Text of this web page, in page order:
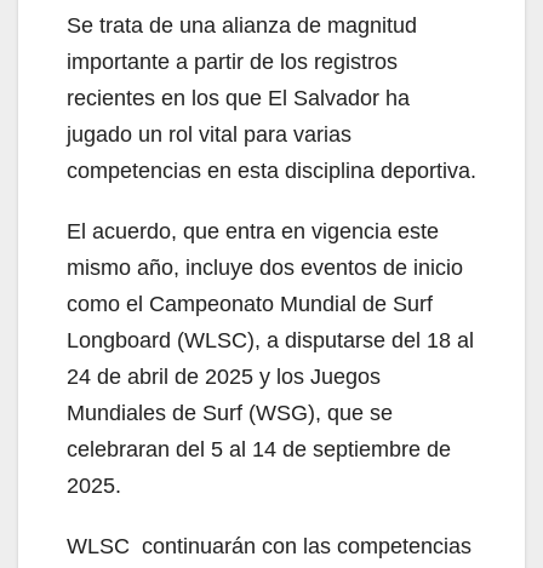
Se trata de una alianza de magnitud
importante a partir de los registros
recientes en los que El Salvador ha
jugado un rol vital para varias
competencias en esta disciplina deportiva.
El acuerdo, que entra en vigencia este
mismo año, incluye dos eventos de inicio
como el Campeonato Mundial de Surf
Longboard (WLSC), a disputarse del 18 al
24 de abril de 2025 y los Juegos
Mundiales de Surf (WSG), que se
celebraran del 5 al 14 de septiembre de
2025.
WLSC continuarán con las competencias